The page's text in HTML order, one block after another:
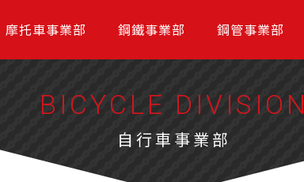
摩托車事業部 鋼鐵事業部 鋼管事業部
BICYCLE DIVISION
自行車事業部